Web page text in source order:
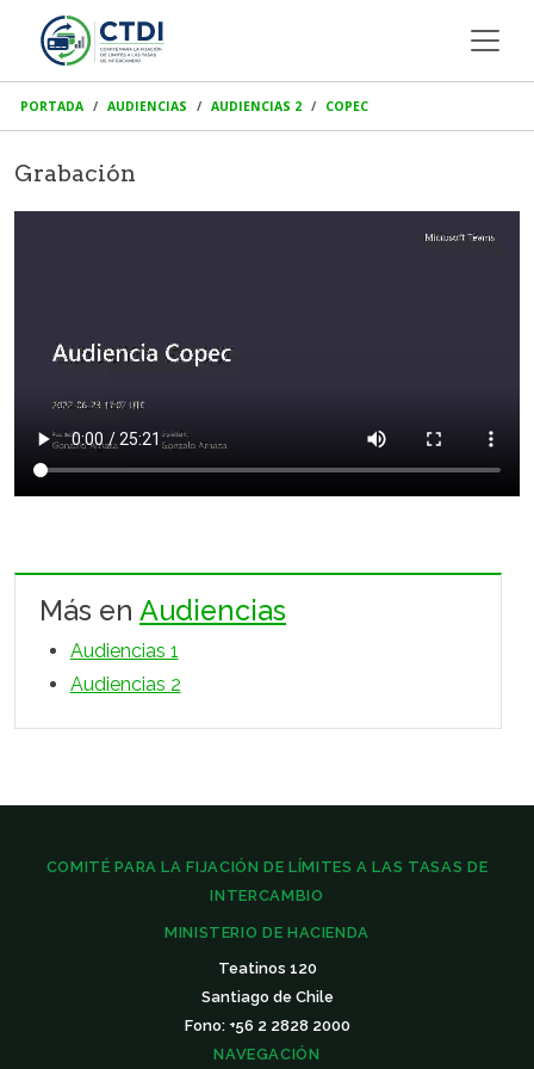
PORTADA AUDIENCIAS AUDIENCIAS 2 COPEC
Grabación
Más en Audiencias
Audiencias 1
Audiencias 2
COMITÉ PARA LA FIJACIÓN DE LÍMITES A LAS TASAS DE
INTERCAMBIO
MINISTERIO DE HACIENDA
Teatinos 120
Santiago de Chile
Fono: +56 2 2828 2000
NAVEGACIÓN